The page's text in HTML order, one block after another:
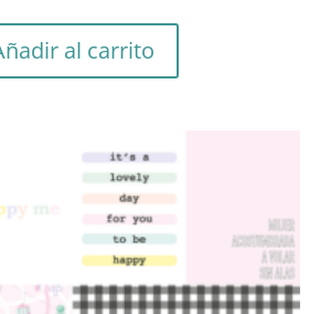
original
era:
actual
es:
al carrito